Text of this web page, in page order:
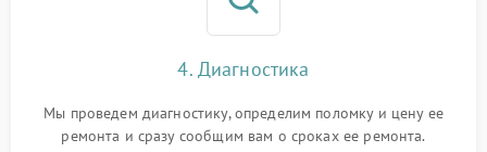
4. Диагностика
Мы проведем диагностику, определим поломку и цену ее
ремонта и сразу сообщим вам о сроках ее ремонта.